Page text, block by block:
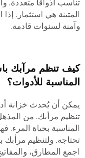
تناسب أذواقًا متعددة.
المتينة هي استثمار.
وآمنة لسنوات قادمة.
كيف تنظم مرآبك
المناسبة للأدوات؟
يمكن أن يُحدث خزانة
تنظيم مرأبك. من
المناسبة بحياة
تحتاجه. ولتنظيم مرأبك
اجمع المطارق،